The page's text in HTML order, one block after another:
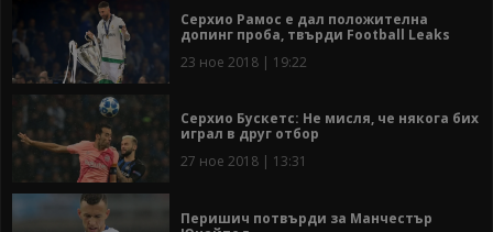
Серхио Рамос е дал положителна
допинг проба, твърди Football Leaks
23 ное 2018 | 19:22
Серхио Бускетс: Не мисля, че някога бих
играл в друг отбор
27 ное 2018 | 13:31
Перишич потвърди за Манчестър